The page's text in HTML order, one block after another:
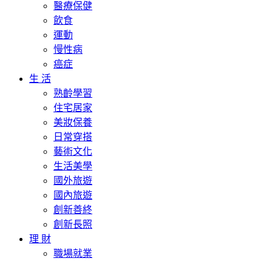
醫療保健
飲食
運動
慢性病
癌症
生 活
熟齡學習
住宅居家
美妝保養
日常穿搭
藝術文化
生活美學
國外旅遊
國內旅遊
創新善終
創新長照
理 財
職場就業